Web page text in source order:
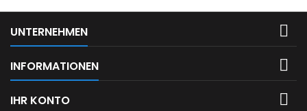
UNTERNEHMEN 
INFORMATIONEN 
IHR KONTO 